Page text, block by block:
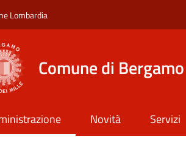
Lombardia
Comune di Bergamo
Novità Servizi